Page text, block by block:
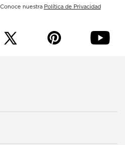
nuestra Política de Privacidad
p y